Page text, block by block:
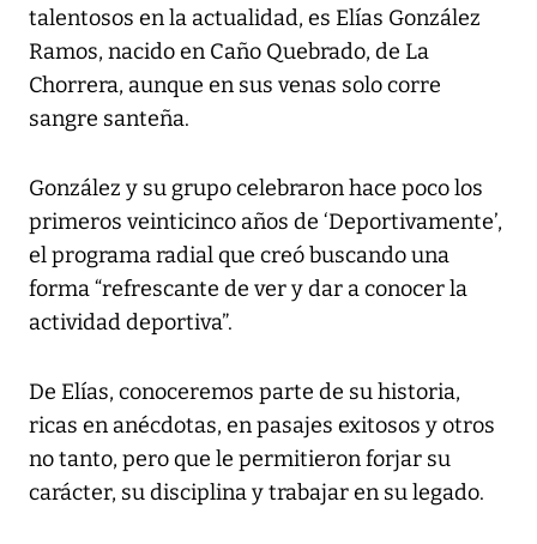
talentosos en la actualidad, es Elías González
Ramos, nacido en Caño Quebrado, de La
Chorrera, aunque en sus venas solo corre
sangre santeña.
González y su grupo celebraron hace poco los
primeros veinticinco años de ‘Deportivamente’,
el programa radial que creó buscando una
forma “refrescante de ver y dar a conocer la
actividad deportiva”.
De Elías, conoceremos parte de su historia,
ricas en anécdotas, en pasajes exitosos y otros
no tanto, pero que le permitieron forjar su
carácter, su disciplina y trabajar en su legado.